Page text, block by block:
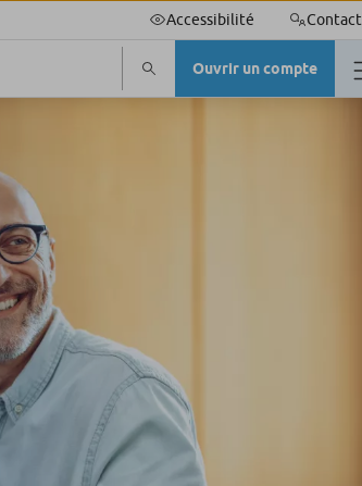
Accessibilité Contact
Ouvrir un compte